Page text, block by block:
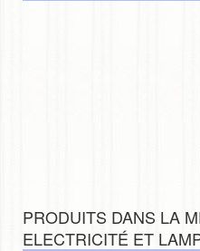
PRODUITS DANS LA
ELECTRICITÉ ET